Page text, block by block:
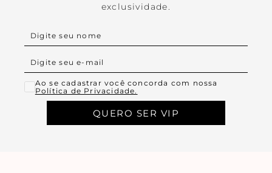
exclusividade.
Ao se cadastrar você concorda com nossa
Política de Privacidade.
QUERO SER VIP